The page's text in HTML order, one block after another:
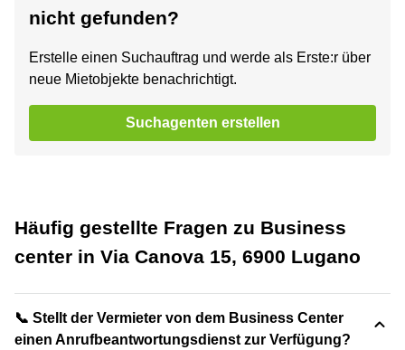
nicht gefunden?
Erstelle einen Suchauftrag und werde als Erste:r über
neue Mietobjekte benachrichtigt.
Suchagenten erstellen
Häufig gestellte Fragen zu Business
center in Via Canova 15, 6900 Lugano
📞 Stellt der Vermieter von dem Business Center
einen Anrufbeantwortungsdienst zur Verfügung?